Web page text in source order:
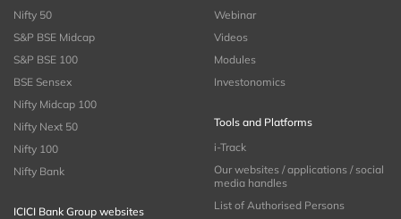
Nifty 50
S&P BSE Midcap
S&P BSE 100
BSE Sensex
Nifty Midcap 100
Nifty Next 50
Nifty 100
Nifty Bank
ICICI Bank Group websites
Webinar
Videos
Modules
Investonomics
Tools and Platforms
i-Track
Our websites / applications / social
media handles
List of Authorised Persons